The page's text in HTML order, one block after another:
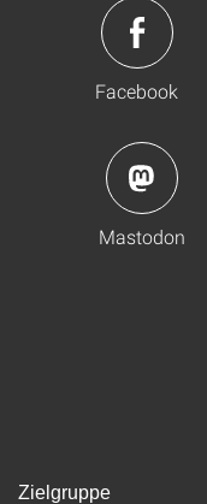
Facebook
Mastodon
Zielgruppe